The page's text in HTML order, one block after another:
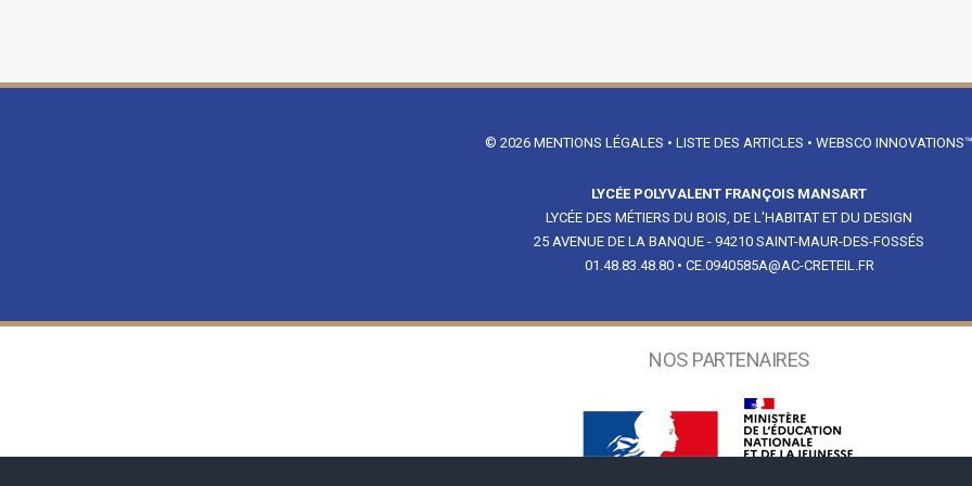
© 2026 MENTIONS LÉGALES • LISTE DES ARTICLES • WEBSCO INNOVATIONS™
LYCÉE POLYVALENT FRANÇOIS MANSART
LYCÉE DES MÉTIERS DU BOIS, DE L'HABITAT ET DU DESIGN
25 AVENUE DE LA BANQUE - 94210 SAINT-MAUR-DES-FOSSÉS
01.48.83.48.80• CE.0940585A@AC-CRETEIL.FR
NOS PARTENAIRES